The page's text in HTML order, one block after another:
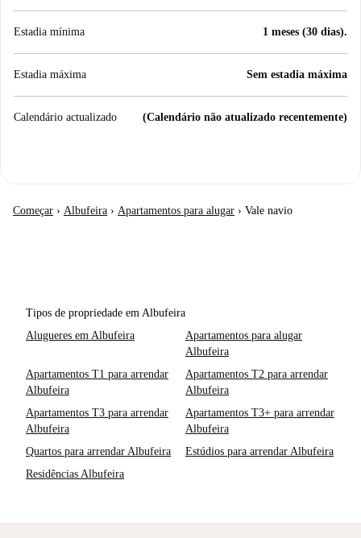
Estadia mínima 1 meses (30 dias).
Estadia máxima Sem estadia máxima
Calendário actualizado (Calendário não atualizado recentemente)
Começar › Albufeira › Apartamentos para alugar › Vale navio
Tipos de propriedade em Albufeira
Alugueres em Albufeira
Apartamentos para alugar
Albufeira
Apartamentos T1 para arrendar
Albufeira
Apartamentos T2 para arrendar
Albufeira
Apartamentos T3 para arrendar
Albufeira
Apartamentos T3+ para arrendar
Albufeira
Quartos para arrendar Albufeira
Estúdios para arrendar Albufeira
Residências Albufeira